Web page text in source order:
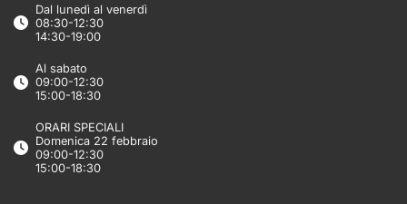
Dal lunedì al venerdì
08:30-12:30
14:30-19:00
Al sabato
09:00-12:30
15:00-18:30
ORARI SPECIALI
Domenica 22 febbraio
09:00-12:30
15:00-18:30